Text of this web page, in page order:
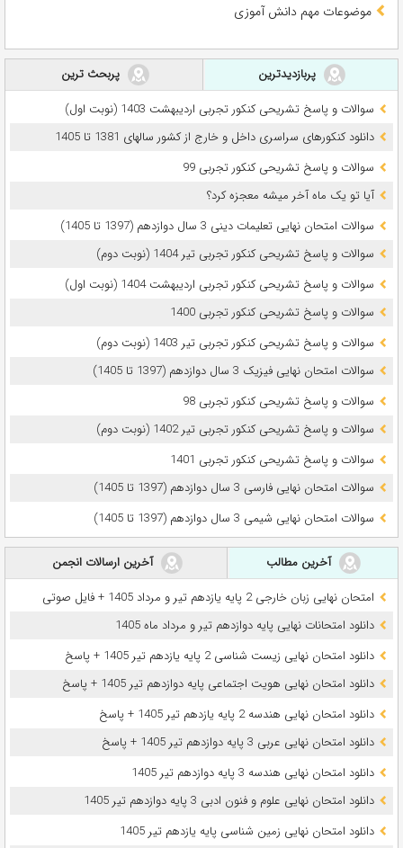
موضوعات مهم دانش آموزی
پربازدیدترین
پربحث ترین
سوالات و پاسخ تشریحی کنکور تجربی اردیبهشت 1403 (نوبت اول)
دانلود کنکورهای سراسری داخل و خارج از کشور سالهای 1381 تا 1405
سوالات و پاسخ تشریحی کنکور تجربی 99
آیا تو یک ماه آخر میشه معجزه کرد؟
سوالات امتحان نهایی تعلیمات دینی 3 سال دوازدهم (1397 تا 1405)
سوالات و پاسخ تشریحی کنکور تجربی تیر 1404 (نوبت دوم)
سوالات و پاسخ تشریحی کنکور تجربی اردیبهشت 1404 (نوبت اول)
سوالات و پاسخ تشریحی کنکور تجربی 1400
سوالات و پاسخ تشریحی کنکور تجربی تیر 1403 (نوبت دوم)
سوالات امتحان نهایی فیزیک 3 سال دوازدهم (1397 تا 1405)
سوالات و پاسخ تشریحی کنکور تجربی 98
سوالات و پاسخ تشریحی کنکور تجربی تیر 1402 (نوبت دوم)
سوالات و پاسخ تشریحی کنکور تجربی 1401
سوالات امتحان نهایی فارسی 3 سال دوازدهم (1397 تا 1405)
سوالات امتحان نهایی شیمی 3 سال دوازدهم (1397 تا 1405)
آخرین مطالب
آخرین ارسالات انجمن
امتحان نهایی زبان خارجی 2 پایه یازدهم تیر و مرداد 1405 + فایل صوتی
دانلود امتحانات نهایی پایه دوازدهم تیر و مرداد ماه 1405
دانلود امتحان نهایی زیست شناسی 2 پایه یازدهم تیر 1405 + پاسخ
دانلود امتحان نهایی هویت اجتماعی پایه دوازدهم تیر 1405 + پاسخ
دانلود امتحان نهایی هندسه 2 پایه یازدهم تیر 1405 + پاسخ
دانلود امتحان نهایی عربی 3 پایه دوازدهم تیر 1405 + پاسخ
دانلود امتحان نهایی هندسه 3 پایه دوازدهم تیر 1405
دانلود امتحان نهایی علوم و فنون ادبی 3 پایه دوازدهم تیر 1405
دانلود امتحان نهایی زمین شناسی پایه یازدهم تیر 1405